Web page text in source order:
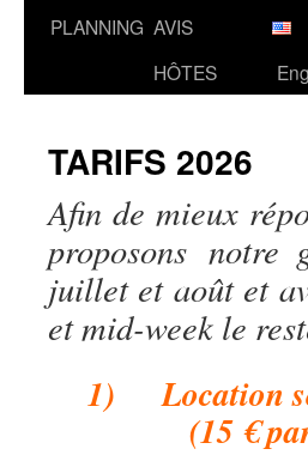
PLANNING AVIS
HÔTES
TARIFS 2026
Afin de mieux
proposons
juillet et août et
et mid-week le
1) Location
(15 €